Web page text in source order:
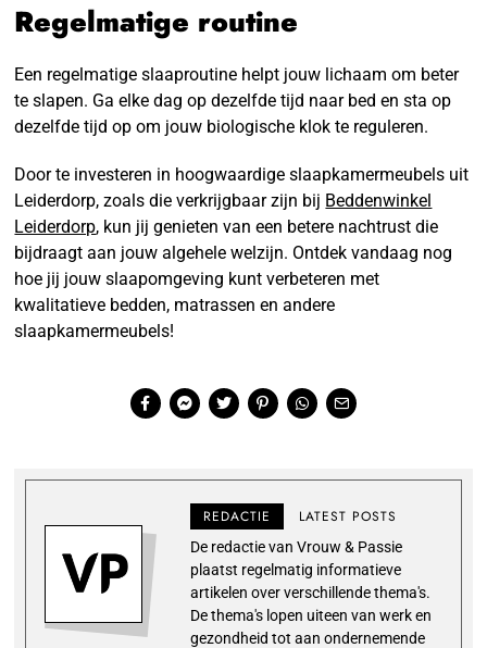
Regelmatige routine
Een regelmatige slaaproutine helpt jouw lichaam om beter
te slapen. Ga elke dag op dezelfde tijd naar bed en sta op
dezelfde tijd op om jouw biologische klok te reguleren.
Door te investeren in hoogwaardige slaapkamermeubels uit
Leiderdorp, zoals die verkrijgbaar zijn bij Beddenwinkel
Leiderdorp, kun jij genieten van een betere nachtrust die
bijdraagt aan jouw algehele welzijn. Ontdek vandaag nog
hoe jij jouw slaapomgeving kunt verbeteren met
kwalitatieve bedden, matrassen en andere
slaapkamermeubels!
REDACTIE LATEST POSTS
De redactie van Vrouw & Passie
plaatst regelmatig informatieve
artikelen over verschillende thema's.
De thema's lopen uiteen van werk en
gezondheid tot aan ondernemende